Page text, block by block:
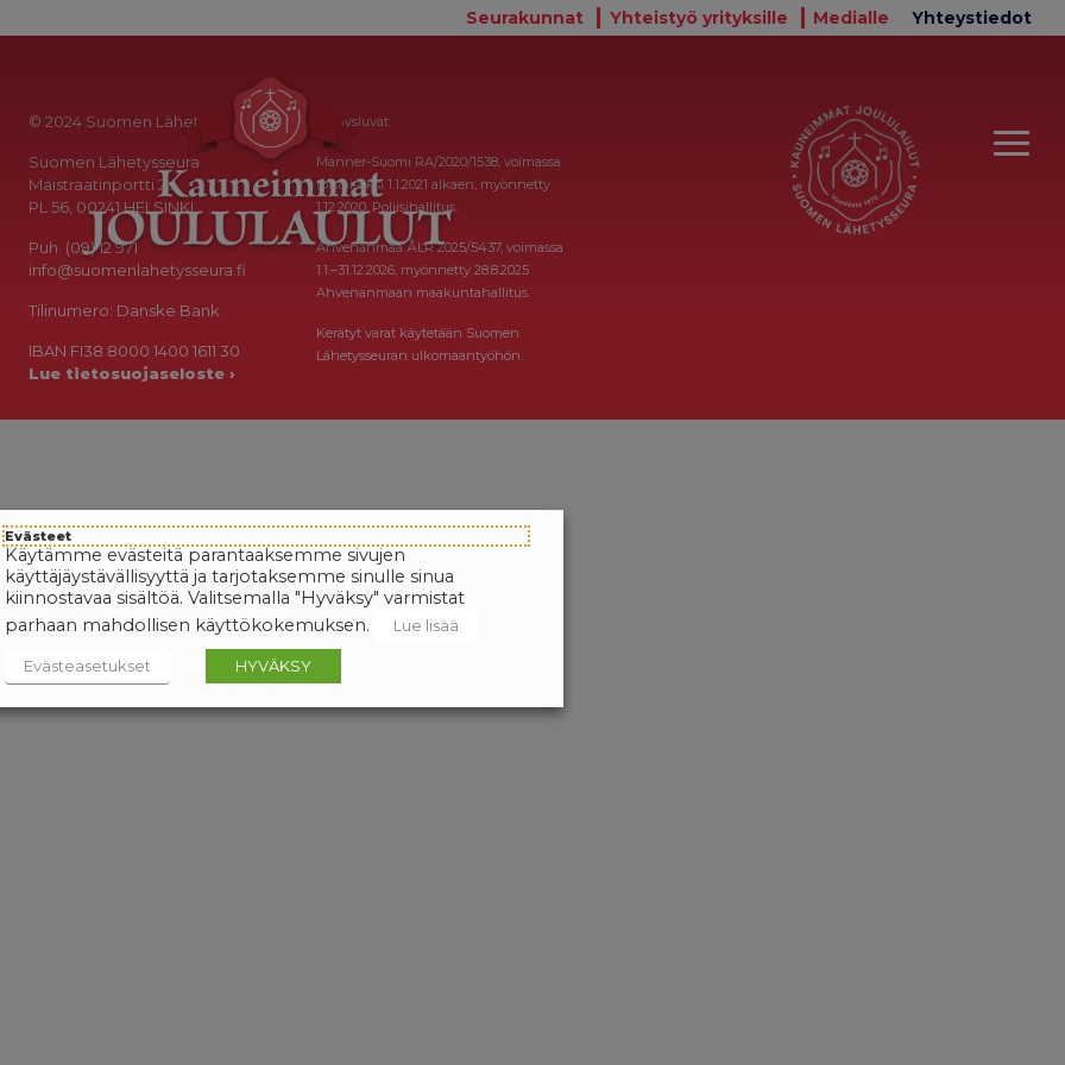
Seurakunnat Yhteistyö yrityksille Medialle Yhteystiedot
© 2024 Suomen Lähetysseura
Suomen Lähetysseura
Maistraatinportti 2a
PL 56, 00241 HELSINKI
Puh. (09) 12 971
info@suomenlahetysseura.fi
Tilinumero: Danske Bank
IBAN FI38 8000 1400 1611 30
Lue tietosuojaseloste ›
Keräysluvat:
Manner-Suomi RA/2020/1538, voimassa
toistaiseksi 1.1.2021 alkaen, myönnetty
1.12.2020, Poliisihallitus.
Ahvenanmaa ÅLR 2025/5437, voimassa
1.1.–31.12.2026, myönnetty 28.8.2025
Ahvenanmaan maakuntahallitus.
Kerätyt varat käytetään Suomen
Lähetysseuran ulkomaantyöhön.
Evästeet
Käytämme evästeitä parantaaksemme sivujen
käyttäjäystävällisyyttä ja tarjotaksemme sinulle sinua
kiinnostavaa sisältöä. Valitsemalla "Hyväksy" varmistat
parhaan mahdollisen käyttökokemuksen.
Lue lisää
Evästeasetukset HYVÄKSY